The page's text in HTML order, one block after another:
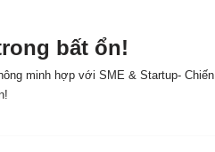
bất ổn!
minh hợp với SME & Startup-